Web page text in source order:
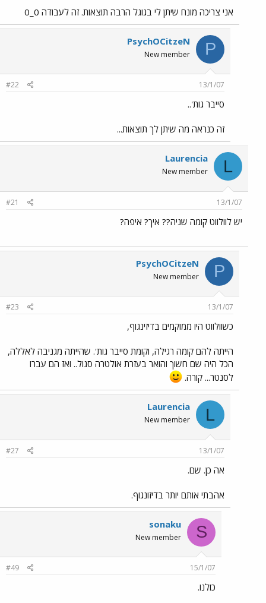
אני צריכה מונח שיתן לי בגוגל הרבה תוצאות. זה לעבודה 0_0
P
PsychOCitzeN
New member
13/1/07
#22
סייבר גות'..
זה כנראה מה שיתן לך תוצאות...
L
Laurencia
New member
13/1/07
#21
יש לוולווט קומה שניה?? איך? איפה?
P
PsychOCitzeN
New member
13/1/07
#23
כשוולווט היו ממוקמים בדיזינגוף,
הייתה להם קומה רגילה, וקומת סייבר גות'. שהייתה מגניבה לאללה,
הכל היה שם חשוך והואר בעזרת אולטרה סגול.. ואז הם עברו
לסנטר... קורה.
L
Laurencia
New member
13/1/07
#27
אה כן. שם.
אהבתי אותם יותר בדיזונגוף.
S
sonaku
New member
15/1/07
#49
כולנו.